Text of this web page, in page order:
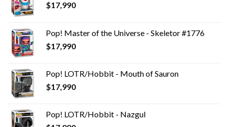
$17,990
Pop! Master of the Universe - Skeletor #1776
$17,990
Pop! LOTR/Hobbit - Mouth of Sauron
$17,990
Pop! LOTR/Hobbit - Nazgul